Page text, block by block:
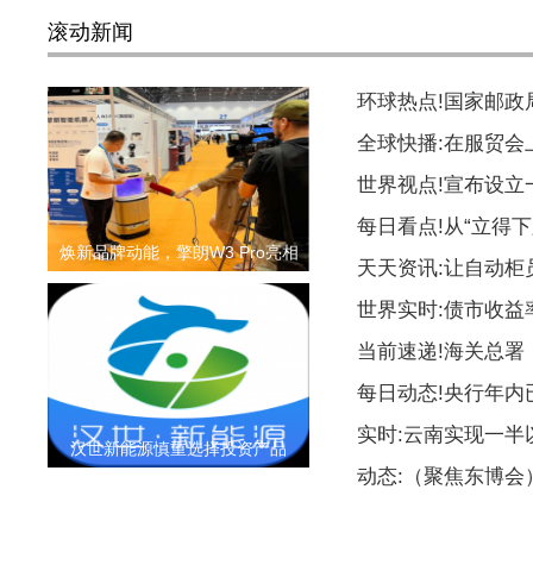
滚动新闻
焕新品牌动能，擎朗W3 Pro亮相
汉世新能源慎重选择投资产品
环球热点!国家邮政
全球快播:在服贸会
世界视点!宣布设立
每日看点!从“立得
天天资讯:让自动柜
世界实时:债市收益
当前速递!海关总署
每日动态!央行年内
实时:云南实现一半
动态:（聚焦东博会